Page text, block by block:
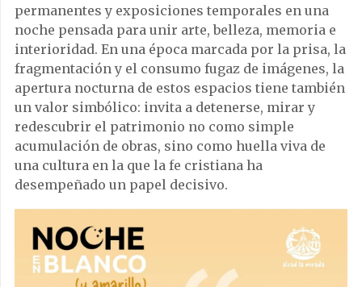
permanentes y exposiciones temporales en una
noche pensada para unir arte, belleza, memoria e
interioridad. En una época marcada por la prisa, la
fragmentación y el consumo fugaz de imágenes, la
apertura nocturna de estos espacios tiene también
un valor simbólico: invita a detenerse, mirar y
redescubrir el patrimonio no como simple
acumulación de obras, sino como huella viva de
una cultura en la que la fe cristiana ha
desempeñado un papel decisivo.